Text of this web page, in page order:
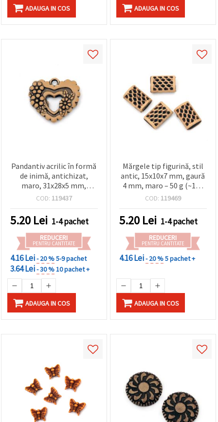
ADAUGA IN COS ADAUGA IN COS
Pandantiv acrilic în formă
de inimă, antichizat,
maro, 31x28x5 mm,
orificiu 3 mm - 50 g (~22
COD: 119437
5.20 Lei 1-4 pachet
REDUCERI
PENTRU CANTITATE
4.16 Lei- 20 %5-9 pachet
3.64 Lei- 30 %10 pachet +
ADAUGA IN COS
Mărgele tip figurină, stil
antic, 15x10x7 mm, gaură
4 mm, maro – 50 g (~117
buc.)
COD: 119469
5.20 Lei 1-4 pachet
REDUCERI
PENTRU CANTITATE
4.16 Lei- 20 %5 pachet +
ADAUGA IN COS